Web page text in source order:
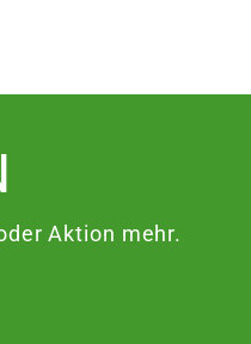
Aktion mehr.